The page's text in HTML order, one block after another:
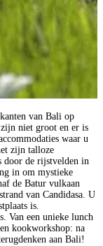
van Bali op
zijn niet groot en er is
waar u
zijn talloze
door de rijstvelden in
in om mystieke
de Batur vulkaan
van Candidasa. U
is.
Van een unieke lunch
kookworkshop: na
aan Bali!